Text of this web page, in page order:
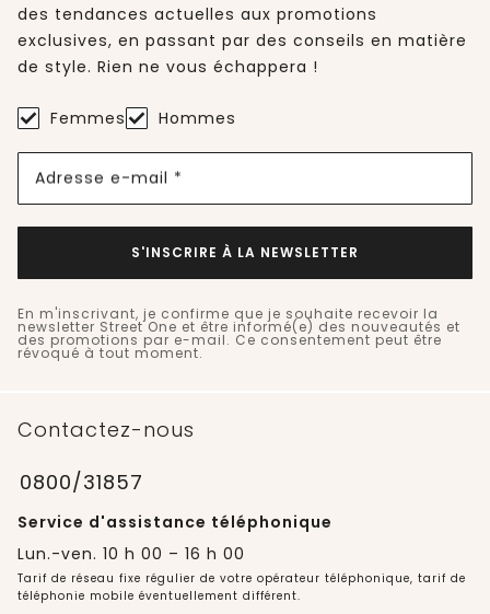
des tendances actuelles aux promotions
exclusives, en passant par des conseils en matière
de style. Rien ne vous échappera !
Femmes Hommes
Adresse e-mail *
S'INSCRIRE À LA NEWSLETTER
En m'inscrivant, je confirme que je souhaite recevoir la
newsletter Street One et être informé(e) des nouveautés et
des promotions par e-mail. Ce consentement peut être
révoqué à tout moment.
Contactez-nous
0800/31857
Service d'assistance téléphonique
Lun.-ven. 10 h 00 – 16 h 00
Tarif de réseau fixe régulier de votre opérateur téléphonique, tarif de
téléphonie mobile éventuellement différent.